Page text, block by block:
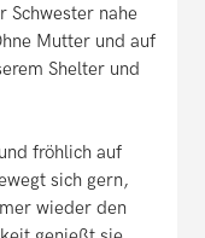
Schwester nahe
Mutter und auf
Shelter und
fröhlich auf
sich gern,
wieder den